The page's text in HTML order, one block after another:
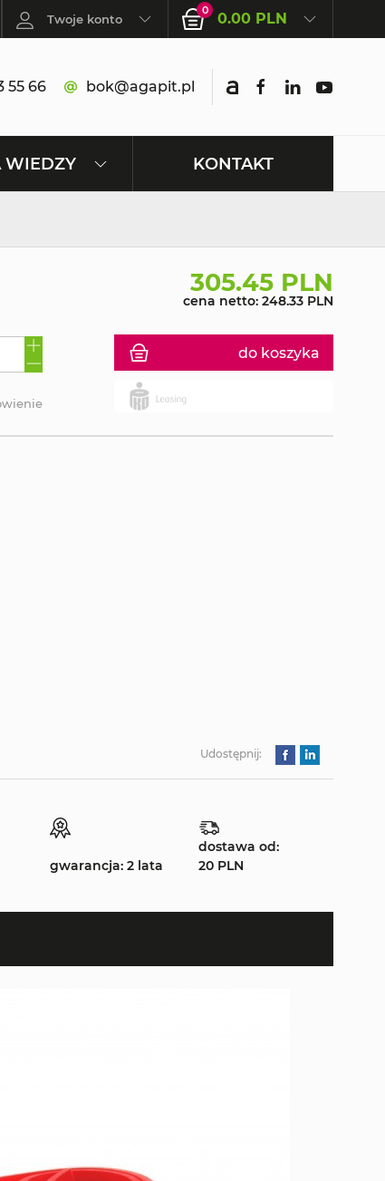
Twoje konto
0 0.00 PLN
55 66 bok@agapit.pl
WIEDZY KONTAKT
305.45 PLN
cena netto: 248.33 PLN
do koszyka
Udostępnij:
gwarancja: 2 lata
dostawa od:
20 PLN